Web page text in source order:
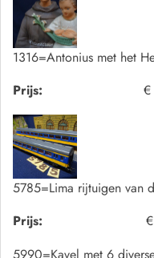
1316=Antonius met het
Prijs:
5785=Lima rijtuigen van
Prijs: